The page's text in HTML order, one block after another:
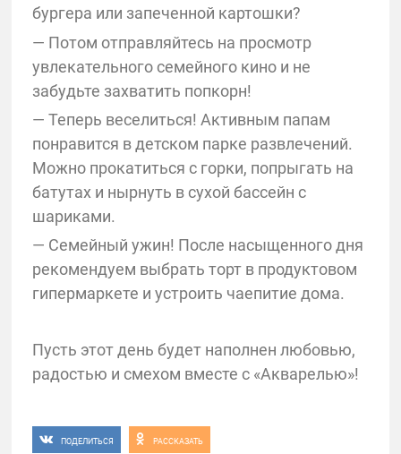
бургера или запеченной картошки?
— Потом отправляйтесь на просмотр
увлекательного семейного кино и не
забудьте захватить попкорн!
— Теперь веселиться! Активным папам
понравится в детском парке развлечений.
Можно прокатиться с горки, попрыгать на
батутах и нырнуть в сухой бассейн с
шариками.
— Семейный ужин! После насыщенного дня
рекомендуем выбрать торт в продуктовом
гипермаркете и устроить чаепитие дома.
Пусть этот день будет наполнен любовью,
радостью и смехом вместе с «Акварелью»!
ПОДЕЛИТЬСЯ РАССКАЗАТЬ